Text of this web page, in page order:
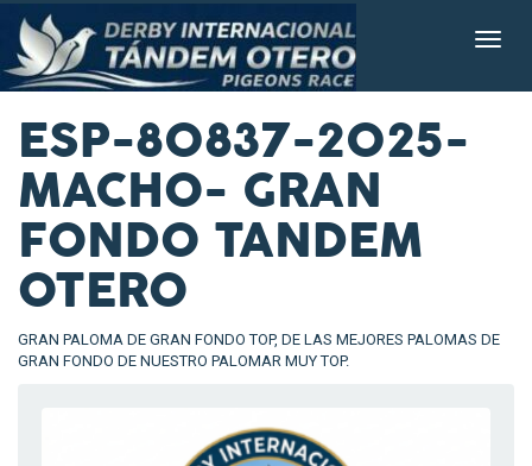
ESP-80837-2025-
MACHO- GRAN
FONDO TANDEM
OTERO
GRAN PALOMA DE GRAN FONDO TOP, DE LAS MEJORES PALOMAS DE
GRAN FONDO DE NUESTRO PALOMAR MUY TOP.